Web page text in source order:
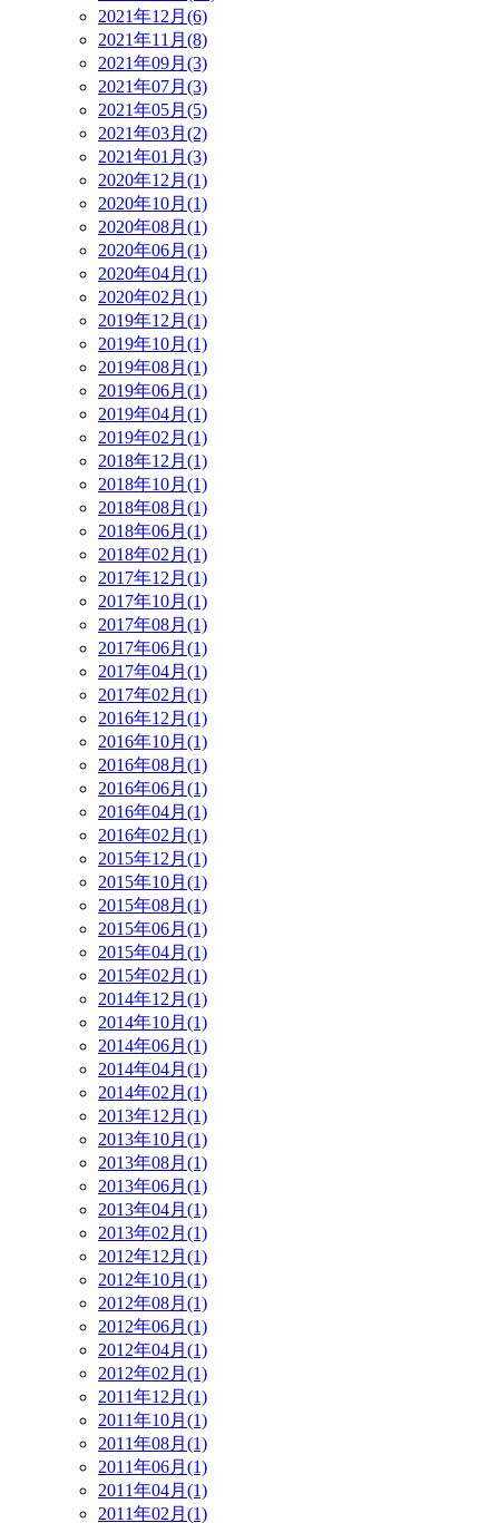
2021年12月(6)
2021年11月(8)
2021年09月(3)
2021年07月(3)
2021年05月(5)
2021年03月(2)
2021年01月(3)
2020年12月(1)
2020年10月(1)
2020年08月(1)
2020年06月(1)
2020年04月(1)
2020年02月(1)
2019年12月(1)
2019年10月(1)
2019年08月(1)
2019年06月(1)
2019年04月(1)
2019年02月(1)
2018年12月(1)
2018年10月(1)
2018年08月(1)
2018年06月(1)
2018年02月(1)
2017年12月(1)
2017年10月(1)
2017年08月(1)
2017年06月(1)
2017年04月(1)
2017年02月(1)
2016年12月(1)
2016年10月(1)
2016年08月(1)
2016年06月(1)
2016年04月(1)
2016年02月(1)
2015年12月(1)
2015年10月(1)
2015年08月(1)
2015年06月(1)
2015年04月(1)
2015年02月(1)
2014年12月(1)
2014年10月(1)
2014年06月(1)
2014年04月(1)
2014年02月(1)
2013年12月(1)
2013年10月(1)
2013年08月(1)
2013年06月(1)
2013年04月(1)
2013年02月(1)
2012年12月(1)
2012年10月(1)
2012年08月(1)
2012年06月(1)
2012年04月(1)
2012年02月(1)
2011年12月(1)
2011年10月(1)
2011年08月(1)
2011年06月(1)
2011年04月(1)
2011年02月(1)